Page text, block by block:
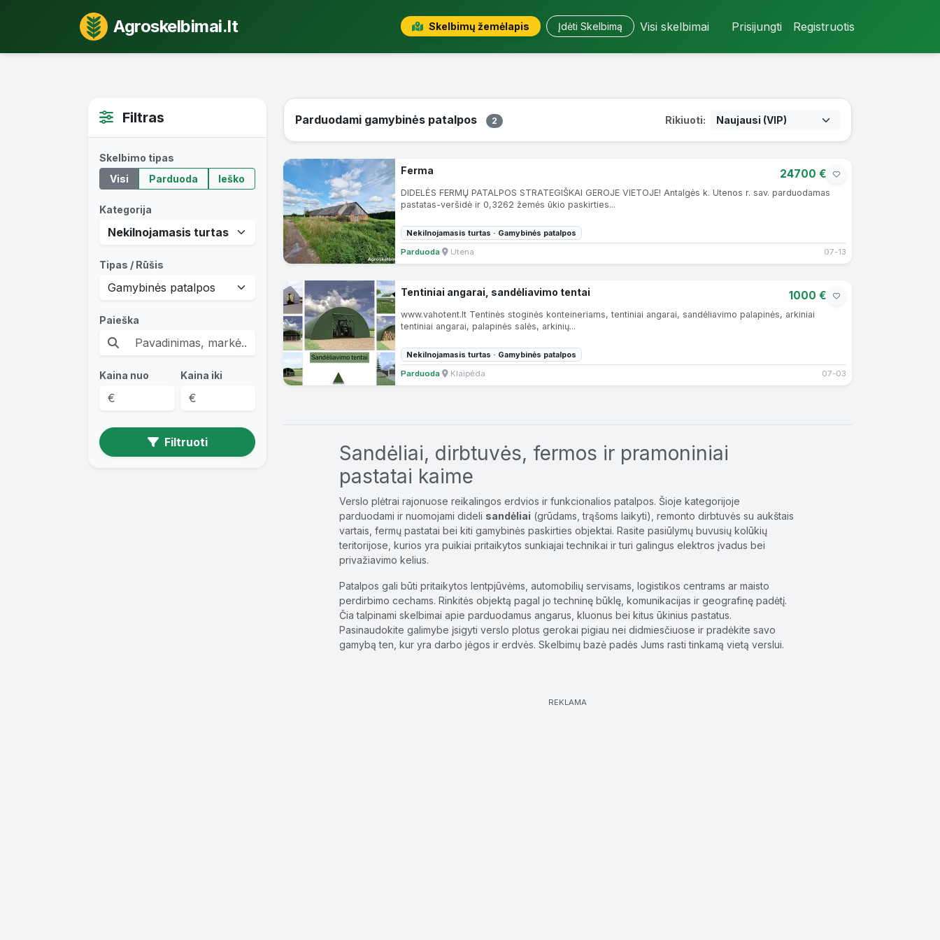
Agroskelbimai.lt Skelbimų žemėlapis Įdėti Skelbimą Visi skelbimai Prisijungti Registruotis
Filtras
Skelbimo tipas
Visi
Parduoda Ieško
Kategorija
Tipas / Rūšis
Paieška
Kaina nuo Kaina iki
Filtruoti
Parduodami gamybinės patalpos 2 Rikiuoti:
Ferma 24700 €
DIDELĖS FERMŲ PATALPOS STRATEGIŠKAI GEROJE VIETOJE! Antalgės k. Utenos r. sav. parduodamas
pastatas-veršidė ir 0,3262 žemės ūkio paskirties...
Nekilnojamasis turtas · Gamybinės patalpos
Parduoda· Utena 07-13
Tentiniai angarai, sandėliavimo tentai 1000 €
www.vahotent.lt Tentinės stoginės konteineriams, tentiniai angarai, sandėliavimo palapinės, arkiniai
tentiniai angarai, palapinės salės, arkinių...
Nekilnojamasis turtas · Gamybinės patalpos
Parduoda· Klaipėda 07-03
Sandėliai, dirbtuvės, fermos ir pramoniniai
pastatai kaime
Verslo plėtrai rajonuose reikalingos erdvios ir funkcionalios patalpos. Šioje kategorijoje
parduodami ir nuomojami dideli sandėliai (grūdams, trąšoms laikyti), remonto dirbtuvės su aukštais
vartais, fermų pastatai bei kiti gamybinės paskirties objektai. Rasite pasiūlymų buvusių kolūkių
teritorijose, kurios yra puikiai pritaikytos sunkiajai technikai ir turi galingus elektros įvadus bei
privažiavimo kelius.
Patalpos gali būti pritaikytos lentpjūvėms, automobilių servisams, logistikos centrams ar maisto
perdirbimo cechams. Rinkitės objektą pagal jo techninę būklę, komunikacijas ir geografinę padėtį.
Čia talpinami skelbimai apie parduodamus angarus, kluonus bei kitus ūkinius pastatus.
Pasinaudokite galimybe įsigyti verslo plotus gerokai pigiau nei didmiesčiuose ir pradėkite savo
gamybą ten, kur yra darbo jėgos ir erdvės. Skelbimų bazė padės Jums rasti tinkamą vietą verslui.
REKLAMA